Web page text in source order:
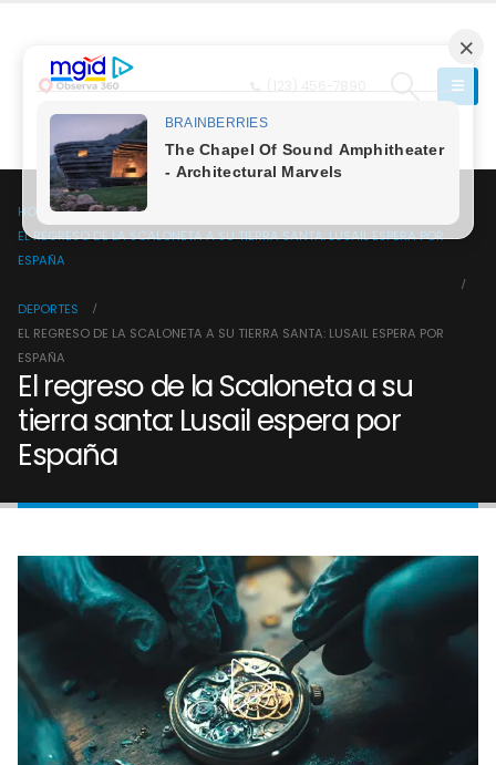
HOME
EL REGRESO DE LA SCALONETA A SU TIERRA SANTA: LUSAIL ESPERA POR
ESPAÑA
DEPORTES
EL REGRESO DE LA SCALONETA A SU TIERRA SANTA: LUSAIL ESPERA POR
ESPAÑA
El regreso de la Scaloneta a su
tierra santa: Lusail espera por
España